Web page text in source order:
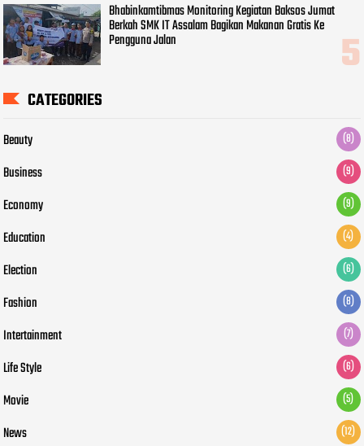
Bhabinkamtibmas Monitoring Kegiatan Baksos Jumat
Berkah SMK IT Assalam Bagikan Makanan Gratis Ke
Pengguna Jalan
CATEGORIES
Beauty (8)
Business (9)
Economy (9)
Education (4)
Election (6)
Fashion (8)
Intertainment (7)
Life Style (6)
Movie (5)
News (12)